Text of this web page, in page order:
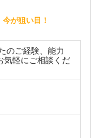
今が狙い目！
のご経験、能力
気軽にご相談くだ